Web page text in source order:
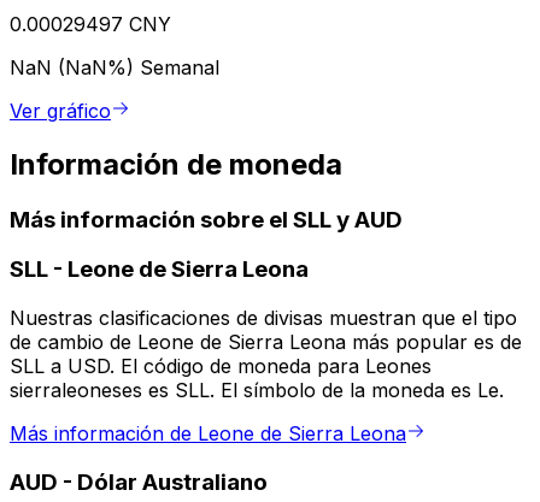
0.00029497 CNY
NaN (NaN%) Semanal
Ver gráfico
Información de moneda
Más información sobre el SLL y AUD
SLL - Leone de Sierra Leona
Nuestras clasificaciones de divisas muestran que el tipo
de cambio de Leone de Sierra Leona más popular es de
SLL a USD. El código de moneda para Leones
sierraleoneses es SLL. El símbolo de la moneda es Le.
Más información de Leone de Sierra Leona
AUD - Dólar Australiano